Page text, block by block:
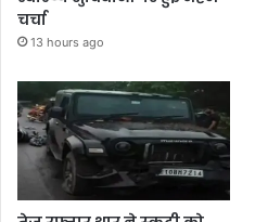
चर्चा
13 hours ago